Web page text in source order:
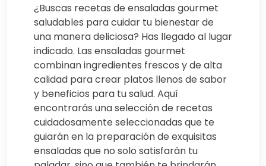
¿Buscas recetas de ensaladas gourmet
saludables para cuidar tu bienestar de
una manera deliciosa? Has llegado al lugar
indicado. Las ensaladas gourmet
combinan ingredientes frescos y de alta
calidad para crear platos llenos de sabor
y beneficios para tu salud. Aquí
encontrarás una selección de recetas
cuidadosamente seleccionadas que te
guiarán en la preparación de exquisitas
ensaladas que no solo satisfarán tu